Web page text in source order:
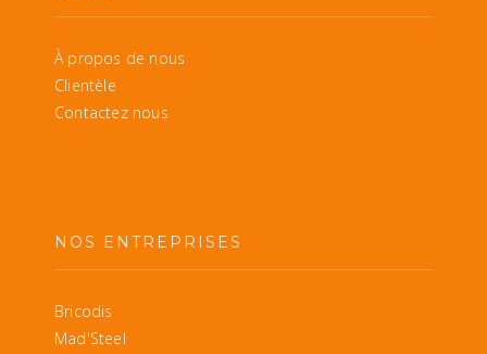
À propos de nous
Clientèle
Contactez nous
NOS ENTREPRISES
Bricodis
Mad'Steel